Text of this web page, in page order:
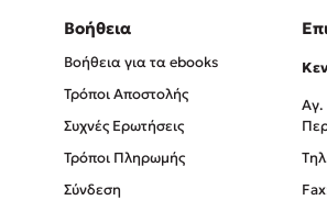
Βοήθεια
Βοήθεια για τα ebooks
Τρόποι Αποστολής
Συχνές Ερωτήσεις
Τρόποι Πληρωμής
Σύνδεση
Αγ.